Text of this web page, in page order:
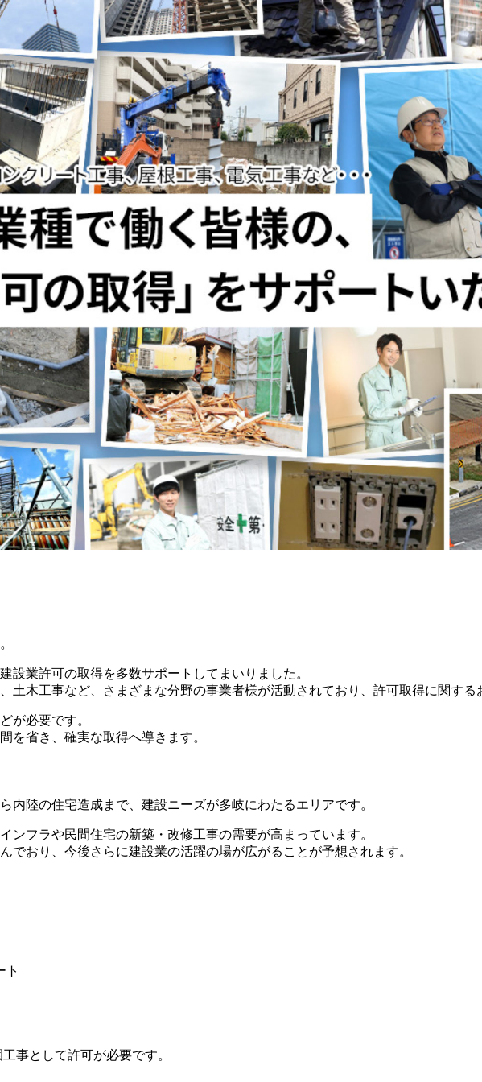
業許可の取得を多数サポートしてまいりました。
木工事など、さまざまな分野の事業者様が活動されており、許可取得に関する
が必要です。
を省き、確実な取得へ導きます。
陸の住宅造成まで、建設ニーズが多岐にわたるエリアです。
フラや民間住宅の新築・改修工事の需要が高まっています。
おり、今後さらに建設業の活躍の場が広がることが予想されます。
ト
事として許可が必要です。